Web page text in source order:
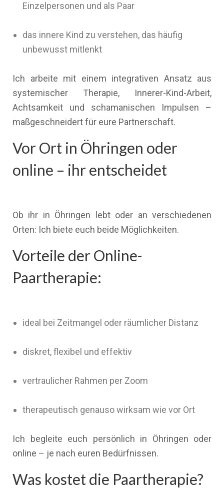
Einzelpersonen und als Paar
das innere Kind zu verstehen, das häufig
unbewusst mitlenkt
Ich arbeite mit einem integrativen Ansatz aus
systemischer Therapie, Innerer-Kind-Arbeit,
Achtsamkeit und schamanischen Impulsen –
maßgeschneidert für eure Partnerschaft.
Vor Ort in Öhringen oder
online – ihr entscheidet
Ob ihr in Öhringen lebt oder an verschiedenen
Orten: Ich biete euch beide Möglichkeiten.
Vorteile der Online-
Paartherapie:
ideal bei Zeitmangel oder räumlicher Distanz
diskret, flexibel und effektiv
vertraulicher Rahmen per Zoom
therapeutisch genauso wirksam wie vor Ort
Ich begleite euch persönlich in Öhringen oder
online – je nach euren Bedürfnissen.
Was kostet die Paartherapie?